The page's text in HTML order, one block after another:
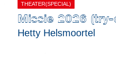
THEATER(SPECIAL)
Missie 2026 (try-
Hetty Helsmoortel